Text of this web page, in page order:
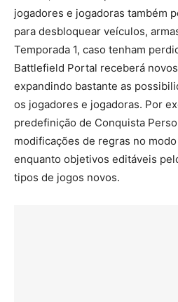
jogadores e jogadoras também
para desbloquear veículos,
Temporada 1, caso tenham
Battlefield Portal receberá
expandindo bastante as
os jogadores e jogadoras. Por
predefinição de Conquista
modificações de regras no
enquanto objetivos editáveis
tipos de jogos novos.